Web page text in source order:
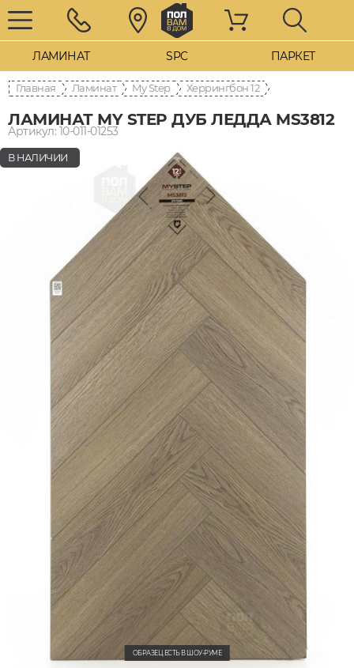
ЛАМИНАТ SPC ПАРКЕТ
Главная Ламинат My Step Херрингбон 12
ЛАМИНАТ MY STEP ДУБ ЛЕДДА MS3812
Артикул: 10-011-01253
В НАЛИЧИИ
ОБРАЗЕЦ ЕСТЬ В ШОУ-РУМЕ